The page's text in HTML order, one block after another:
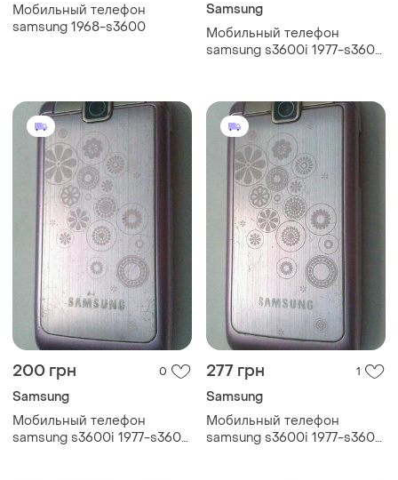
Мобильный телефон
samsung 1968-s3600
Samsung
Мобильный телефон
samsung s3600i 1977-s3600
200 грн 0
Samsung
Мобильный телефон
samsung s3600i 1977-s3600
277 грн 1
Samsung
Мобильный телефон
samsung s3600i 1977-s3600